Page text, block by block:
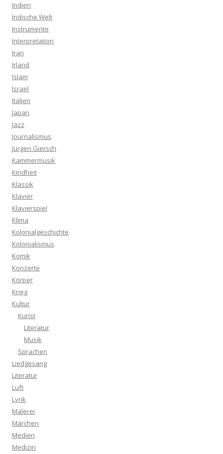
Indien
Indische Welt
Instrumente
Interpretation
Iran
Irland
Islam
Israel
Italien
Japan
Jazz
Journalismus
Jürgen Giersch
Kammermusik
Kindheit
Klassik
Klavier
Klavierspiel
Klima
Kolonialgeschichte
Kolonialismus
Komik
Konzerte
Körper
Krieg
Kultur
Kunst
Literatur
Musik
Sprachen
Liedgesang
Literatur
Luft
Lyrik
Malerei
Märchen
Medien
Medizin